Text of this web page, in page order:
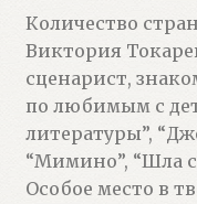
Количество
Виктория
сценарист,
по любимым с
литературы”,
“Мимино”, “Шла
Особое место в